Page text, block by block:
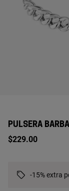
PULSERA
$229.00
-15% extra